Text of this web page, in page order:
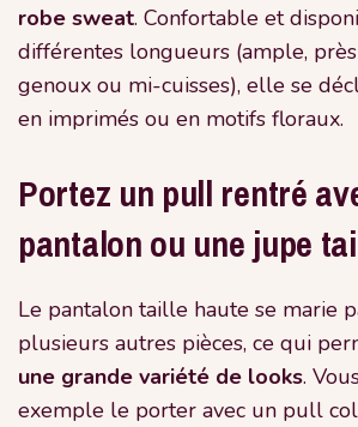
robe sweat. Confortable et
différentes longueurs (ample,
genoux ou mi-cuisses), elle se
en imprimés ou en motifs floraux.
Portez un pull rentré
pantalon ou une jupe
Le pantalon taille haute se marie
plusieurs autres pièces, ce qui
une grande variété de looks.
exemple le porter avec un pull